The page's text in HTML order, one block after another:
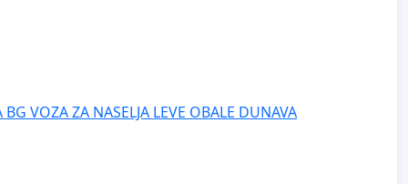
VOZA ZA NASELJA LEVE OBALE DUNAVA